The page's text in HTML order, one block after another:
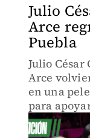
Julio
Arce
Puebla
Julio César
Arce
en una
para
adicciones.